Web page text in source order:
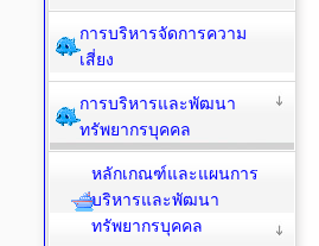
การบริหารจัดการความ
เสี่ยง
การบริหารและพัฒนา
ทรัพยากรบุคคล
หลักเกณฑ์และแผนการ
บริหารและพัฒนา
ทรัพยากรบุคคล